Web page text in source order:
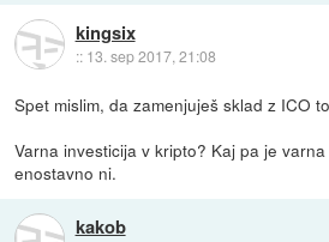
kingsix
:: 13. sep 2017, 21:08
Spet mislim, da zamenjuješ sklad z ICO
Varna investicija v kripto? Kaj pa je
enostavno ni.
kakob